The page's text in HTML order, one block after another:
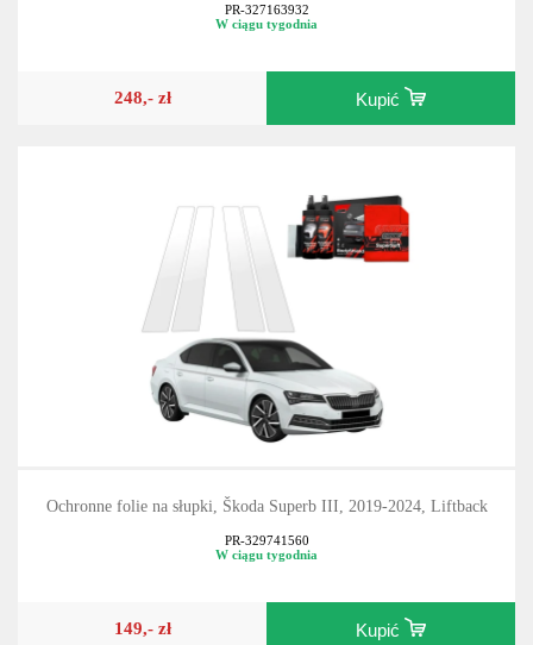
PR-327163932
W ciągu tygodnia
248,- zł Kupić
Ochronne folie na słupki, Škoda Superb III, 2019-2024, Liftback
PR-329741560
W ciągu tygodnia
149,- zł Kupić